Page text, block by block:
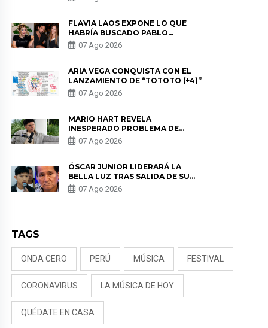
DE PÓDCAST
FLAVIA LAOS EXPONE LO QUE
HABRÍA BUSCADO PABLO
HEREDIA CON ALE FULLER: “UNA
DE LAS PARTES QUERÍA EL
07 Ago 2026
ARIA VEGA CONQUISTA CON EL
LANZAMIENTO DE “TOTOTO (+4)”
07 Ago 2026
MARIO HART REVELA
INESPERADO PROBLEMA DE
SALUD ANTES DE SEPARARSE DE
KORINA: “ME ENCONTRARON UN
07 Ago 2026
ÓSCAR JUNIOR LIDERARÁ LA
BELLA LUZ TRAS SALIDA DE SU
PADRE POR POLÉMICA CON
NALDY SALDAÑA
07 Ago 2026
TAGS
ONDA CERO PERÚ MÚSICA FESTIVAL
CORONAVIRUS LA MÚSICA DE HOY
QUÉDATE EN CASA